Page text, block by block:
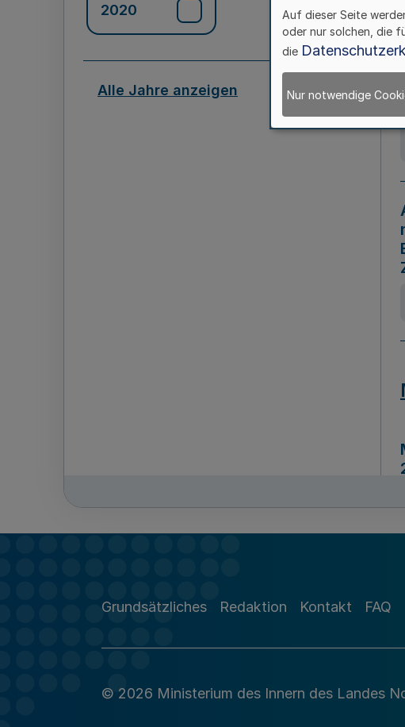
2020
Alle Jahre anzeigen
Grundsätzliches Redaktion Kontakt FAQ
© 2026 Ministerium des Innern des Landes
Auf dieser Seite
oder nur solchen, die
die
Nur notwendige